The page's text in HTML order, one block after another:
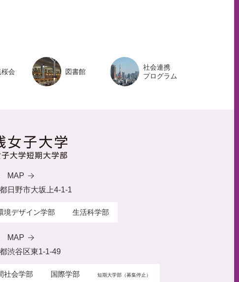
会 図書館
社会連携
プログラム
MAP
日野市大坂上4-1-1
境デザイン学部 生活科学部
MAP
渋谷区東1-1-49
社会学部 国際学部 短期大学部（募集停止）